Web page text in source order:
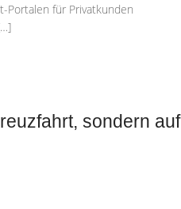
Portalen für Privatkunden
sondern auf